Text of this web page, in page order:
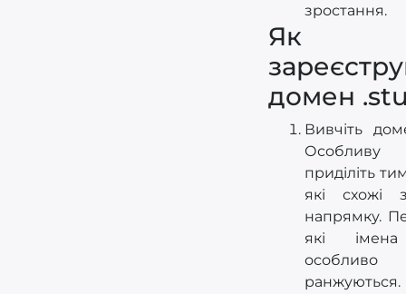
зростання.
Як
домен
Вивчіть
приділіть
які
напрямку.
які
ранжуються.